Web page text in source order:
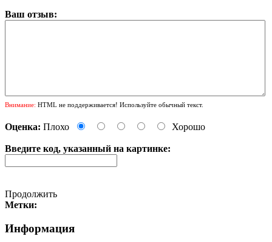
Ваш отзыв:
Внимание: HTML не поддерживается! Используйте обычный текст.
Оценка: Плохо Хорошо
Введите код, указанный на картинке:
Продолжить
Метки:
Информация